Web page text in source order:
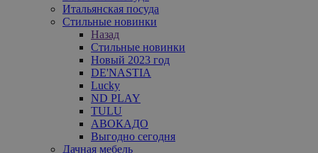
Итальянская посуда
Стильные новинки
Назад
Стильные новинки
Новый 2023 год
DE'NASTIA
Lucky
ND PLAY
TULU
АВОКАДО
Выгодно сегодня
Дачная мебель